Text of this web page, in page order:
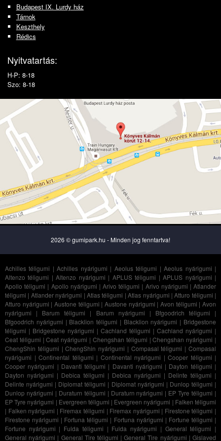
Budapest IX. Lurdy ház
Tárnok
Keszthely
Rédics
Nyitvatartás:
H-P: 8-18
Szo: 8-18
2026 © gumipark.hu - Minden jog fenntartva!
Achilles téligumi |Achilles nyárigumi | Aeolus téligumi |Aeolus nyárigumi |
Altenzo téligumi |Altenzo nyárigumi | APLUS téligumi |APLUS nyárigumi |
Apollo téligumi | Apollo nyárigumi |Arivo téligumi | Arivo nyárigumi |Atlander
téligumi | Atlander nyárigumi | Atlas téligumi |Atlas nyárigumi |Atturo téligumi |
Atturo nyárigumi |Austone téligumi |Austone nyárigumi |Avon téligumi |Avon
nyárigumi | Barum téligumi | Barum nyárigumi | Bfgoodrich téligumi |
Bfgoodrich nyárigumi | Blacklion téligumi | Blacklion nyárigumi | Bridgestone
téligumi | Bridgestone nyárigumi | Cachland téligumi | Cachland nyárigumi |
Ceat téligumi |Ceat nyárigumi | Chengshan téligumi |Chengshan nyárigumi |
ChengShin téligumi |ChengShin nyárigumi | Compasal téligumi |Compasal
nyárigumi | Continental téligumi | Continental nyárigumi | Cooper téligumi |
Cooper nyárigumi | Davanti téligumi | Davanti nyárigumi | Dayton téligumi |
Dayton nyárigumi | Debica téligumi | Debica nyárigumi | Delinte téligumi |
Delinte nyárigumi | Diplomat téligumi | Diplomat nyárigumi | Dunlop téligumi |
Dunlop nyárigumi | Duraturn téligumi | Duraturn nyárigumi | EP Tyre téligumi |
EP Tyre nyárigumi | Evergreen téligumi | Evergreen nyárigumi | Falken téligumi
| Falken nyárigumi | Firemax téligumi | Firemax nyárigumi | Firestone téligumi |
Firestone nyárigumi | Fortuna téligumi | Fortuna nyárigumi | Fortune téligumi |
Fortune nyárigumi | Fulda téligumi | Fulda nyárigumi | General téligumi |
General nyárigumi | General Tire téligumi |General Tire nyárigumi |Gislaved